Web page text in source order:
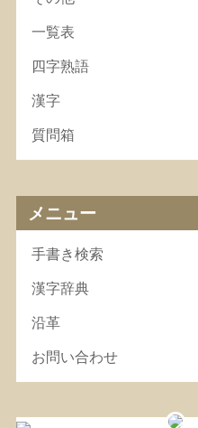
一覧表
四字熟語
漢字
質問箱
メニュー
手書き検索
漢字辞典
沿革
お問い合わせ